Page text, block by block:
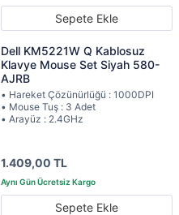
Sepete Ekle
Dell KM5221W Q Kablosuz
Klavye Mouse Set Siyah 580-
AJRB
• Hareket Çözünürlüğü : 1000DPI
• Mouse Tuş : 3 Adet
• Arayüz : 2.4GHz
1.409,00 TL
Sepete Ekle